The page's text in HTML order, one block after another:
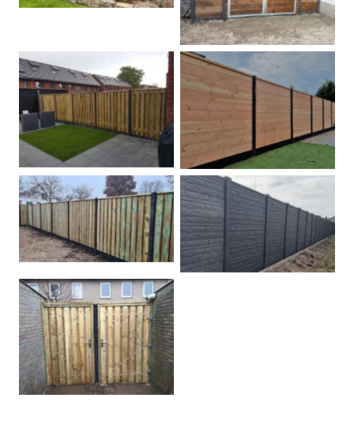
Betonpalen schutting Douglas
Hout beton schuttingen Rots motief antraciet
Tuindeur grenen